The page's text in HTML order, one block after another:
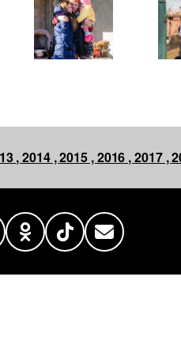
,2014 ,2015 ,2016 ,2017 ,
ok.ruTikTok
Mail